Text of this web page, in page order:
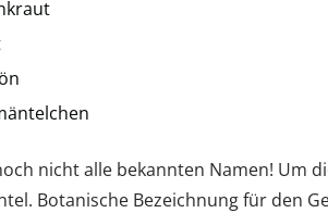
nicht alle bekannten Namen! Um
Botanische Bezeichnung für den